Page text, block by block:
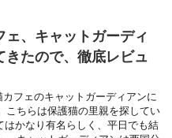
ェ、キャットガーディ
きたので、徹底レビュ
フェのキャットガーディアンに
こちらは保護猫の里親を探してい
はかなり有名らしく、平日でも結